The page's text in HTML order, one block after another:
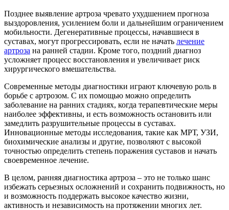
Позднее выявление артроза чревато ухудшением прогноза
выздоровления, усилением боли и дальнейшим ограничением
мобильности. Дегенеративные процессы, начавшиеся в
суставах, могут прогрессировать, если не начать лечение
артроза на ранней стадии. Кроме того, поздний диагноз
усложняет процесс восстановления и увеличивает риск
хирургического вмешательства.
Современные методы диагностики играют ключевую роль в
борьбе с артрозом. С их помощью можно определить
заболевание на ранних стадиях, когда терапевтические меры
наиболее эффективны, и есть возможность остановить или
замедлить разрушительные процессы в суставах.
Инновационные методы исследования, такие как МРТ, УЗИ,
биохимические анализы и другие, позволяют с высокой
точностью определить степень поражения суставов и начать
своевременное лечение.
В целом, ранняя диагностика артроза – это не только шанс
избежать серьезных осложнений и сохранить подвижность, но
и возможность поддержать высокое качество жизни,
активность и независимость на протяжении многих лет.